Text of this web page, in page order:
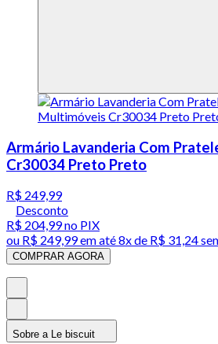
Armário Lavanderia Com
Cr30034 Preto Preto
R$ 249,99
Desconto
R$ 204,99no PIX
ou R$ 249,99em até8x de R$ 31,24
COMPRAR AGORA
Sobre a Le biscuit